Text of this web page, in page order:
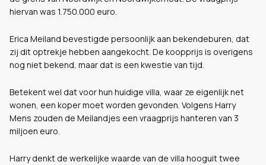
hiervan was 1.750.000 euro.
Erica Meiland bevestigde persoonlijk aan bekendeburen, dat
zij dit optrekje hebben aangekocht. De koopprijs is overigens
nog niet bekend, maar dat is een kwestie van tijd.
Betekent wel dat voor hun huidige villa, waar ze eigenlijk net
wonen, een koper moet worden gevonden. Volgens Harry
Mens zouden de Meilandjes een vraagprijs hanteren van 3
miljoen euro.
Harry denkt de werkelijke waarde van de villa hooguit twee